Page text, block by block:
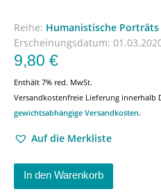
Reihe: Humanistische Porträts
Erscheinungsdatum:
9,80 €
Enthält 7% red. MwSt.
Versandkostenfreie Lieferung innerhalb
gewichtsabhängige Versandkosten.
Auf die Merkliste
In den Warenkorb